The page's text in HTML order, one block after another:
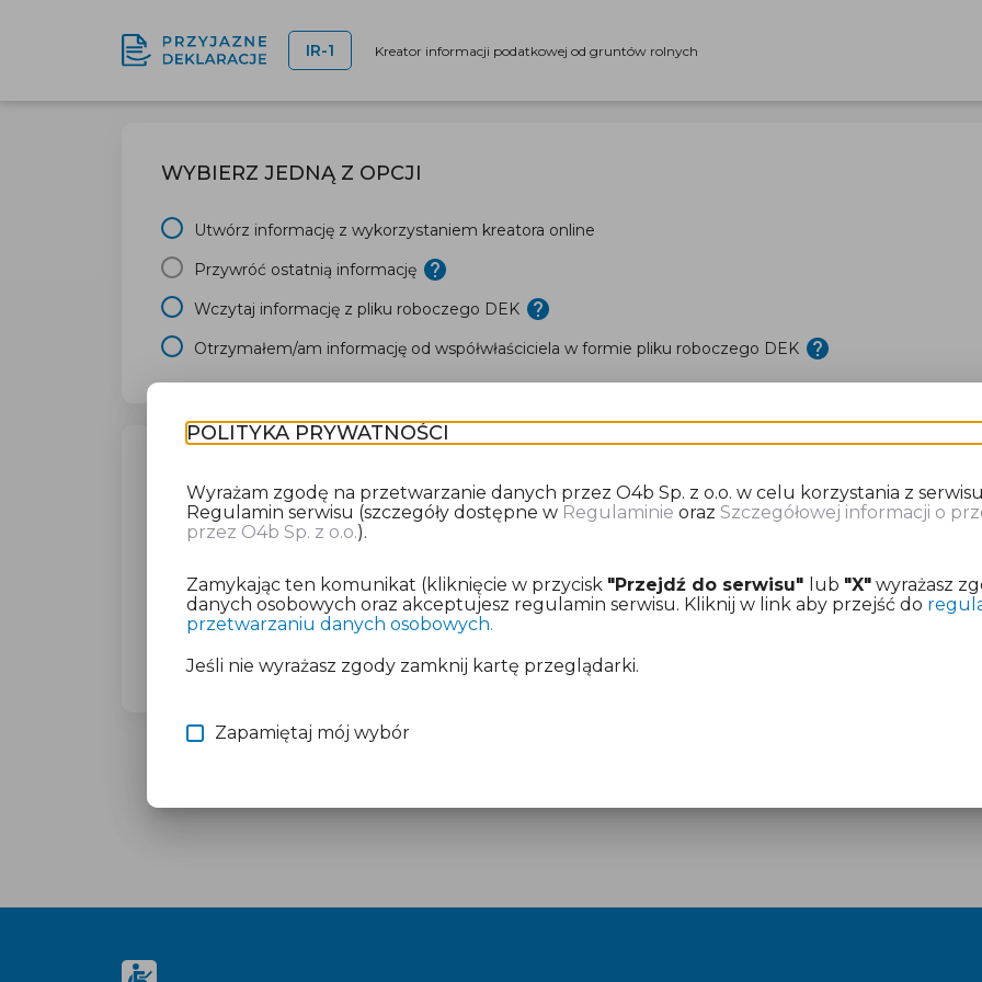
IR-1 Kreator informacji podatkowej od gruntów rolnych
WYBIERZ JEDNĄ Z OPCJI
Utwórz informację z wykorzystaniem kreatora online
Przywróć ostatnią informację
Wczytaj informację z pliku roboczego DEK
Otrzymałem/am informację od współwłaściciela w formie pliku roboczego DEK
Dla wybranego miasta poprosimy Cię o dokonanie opłaty za przygotowanie informacji
Nie martw się o płatność, jeśli masz już aktywny dostęp.
Więcej informacji znajdziesz w dokumentach: Regulamin
POLITYKA PRYWATNOŚCI
Wyrażam zgodę na przetwarzanie danych przez O4b Sp. z o.o. w celu korzystania z
Regulamin serwisu (szczegóły dostępne w Regulaminie orazSzczegółowej informacji o
przez O4b Sp. z o.o.).
Zamykając ten komunikat (kliknięcie w przycisk "Przejdź do serwisu" lub "X" wyrażasz
danych osobowych oraz akceptujesz regulamin serwisu. Kliknij w link aby przejść do
przetwarzaniu danych osobowych.
Jeśli nie wyrażasz zgody zamknij kartę przeglądarki.
Zapamiętaj mój wybór